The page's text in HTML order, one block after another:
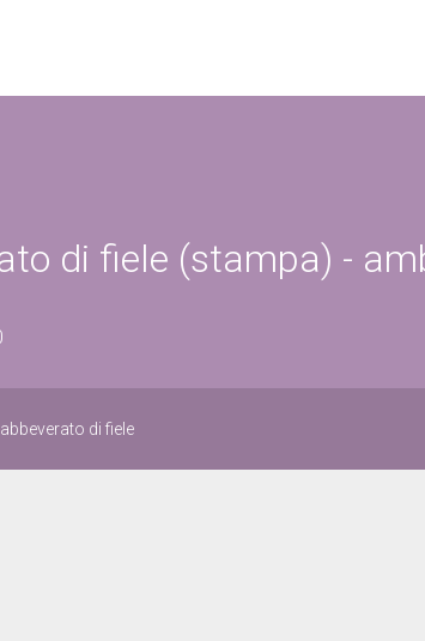
di fiele (stampa) -
di fiele